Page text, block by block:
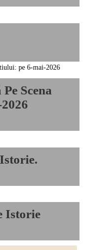
Scena
Istorie